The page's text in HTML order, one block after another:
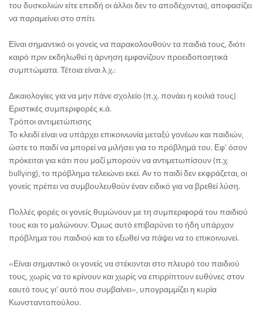
του δυσκολιών είτε επειδή οι άλλοι δεν το αποδέχονται), αποφασίζει
να παραμείνει στο σπίτι.
Είναι σημαντικό οι γονείς να παρακολουθούν τα παιδιά τους, διότι
καιρό πριν εκδηλωθεί η άρνηση εμφανίζουν προειδοποιητικά
συμπτώματα. Τέτοια είναι λ.χ.:
Δικαιολογίες για να μην πάνε σχολείο (π.χ. πονάει η κοιλιά τους)
Εριστικές συμπεριφορές κ.ά.
Τρόποι αντιμετώπισης
Το κλειδί είναι να υπάρχει επικοινωνία μεταξύ γονέων και παιδιών,
ώστε το παιδί να μπορεί να μιλήσει για το πρόβλημά του. Εφ’ όσον
πρόκειται για κάτι που μαζί μπορούν να αντιμετωπίσουν (π.χ.
bullying), το πρόβλημα τελειώνει εκεί. Αν το παιδί δεν εκφράζεται, οι
γονείς πρέπει να συμβουλευθούν έναν ειδικό για να βρεθεί λύση.
Πολλές φορές οι γονείς θυμώνουν με τη συμπεριφορά του παιδιού
τους και το μαλώνουν. Όμως αυτό επιβαρύνει το ήδη υπάρχον
πρόβλημα του παιδιού και το εξωθεί να πάψει να το επικοινωνεί.
«Είναι σημαντικό οι γονείς να στέκονται στο πλευρό του παιδιού
τους, χωρίς να το κρίνουν και χωρίς να επιρρίπτουν ευθύνες στον
εαυτό τους γι’ αυτό που συμβαίνει», υπογραμμίζει η κυρία
Κωνσταντοπούλου.